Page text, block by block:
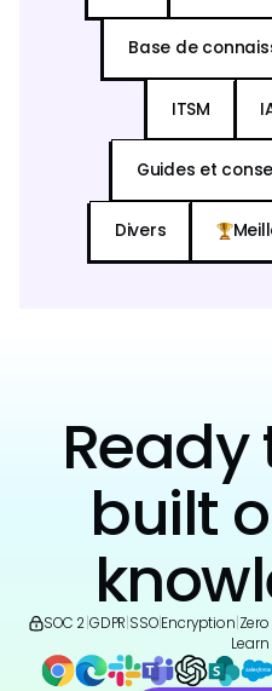
Base de
ITSM
Guides et
Divers
Ready
built
SOC 2 GDPR SSO|Encryption